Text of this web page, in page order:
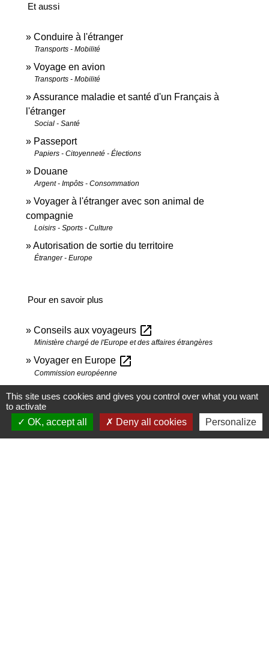
Et aussi
Conduire à l'étranger
Transports - Mobilité
Voyage en avion
Transports - Mobilité
Assurance maladie et santé d'un Français à
l'étranger
Social - Santé
Passeport
Papiers - Citoyenneté - Élections
Douane
Argent - Impôts - Consommation
Voyager à l'étranger avec son animal de
compagnie
Loisirs - Sports - Culture
Autorisation de sortie du territoire
Étranger - Europe
Pour en savoir plus
Conseils aux voyageurs open_in_new
Ministère chargé de l'Europe et des affaires étrangères
Voyager en Europe open_in_new
Commission européenne
This site uses cookies and gives you control over what you want
to activate
OK, accept all
Deny all cookies Personalize